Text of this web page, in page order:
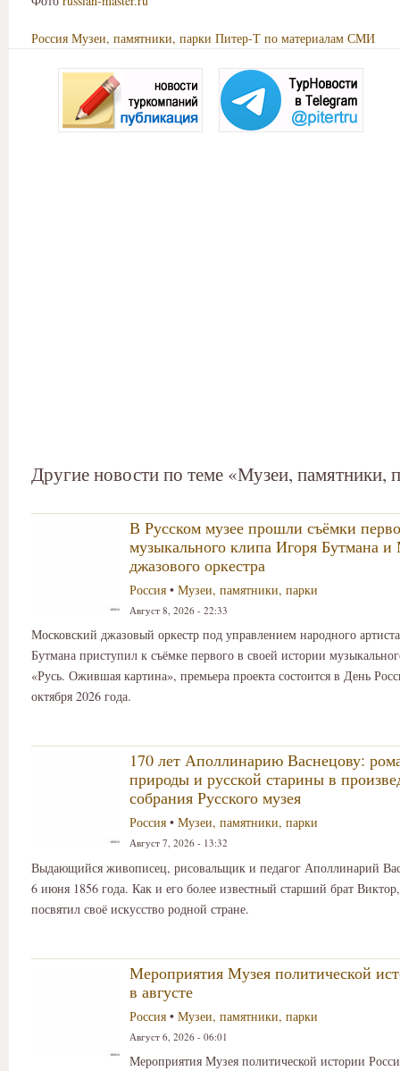
Россия Музеи, памятники, парки Питер-Т по материалам СМИ
Другие новости по теме «Музеи, памятники,
В Русском музее прошли съёмки
музыкального клипа Игоря Бутмана и
джазового оркестра
Россия • Музеи, памятники, парки
Август 8, 2026 - 22:33
Московский джазовый оркестр под управлением народного
Бутмана приступил к съёмке первого в своей истории
«Русь. Ожившая картина», премьера проекта состоится в День
октября 2026 года.
170 лет Аполлинарию Васнецову:
природы и русской старины в
собрания Русского музея
Россия • Музеи, памятники, парки
Август 7, 2026 - 13:32
Выдающийся живописец, рисовальщик и педагог Аполлинарий
6 июня 1856 года. Как и его более известный старший брат
посвятил своё искусство родной стране.
Мероприятия Музея политической
в августе
Россия • Музеи, памятники, парки
Август 6, 2026 - 06:01
Мероприятия Музея политической истории